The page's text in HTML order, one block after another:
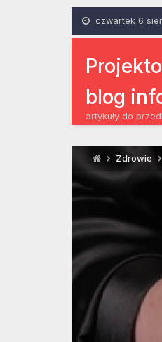
czwartek 6
blog
artykuły do
Zdrowie